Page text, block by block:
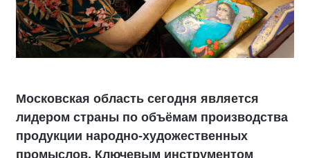
Московская область сегодня является
лидером страны по объёмам производства
продукции народно-художественных
промыслов. Ключевым инструментом